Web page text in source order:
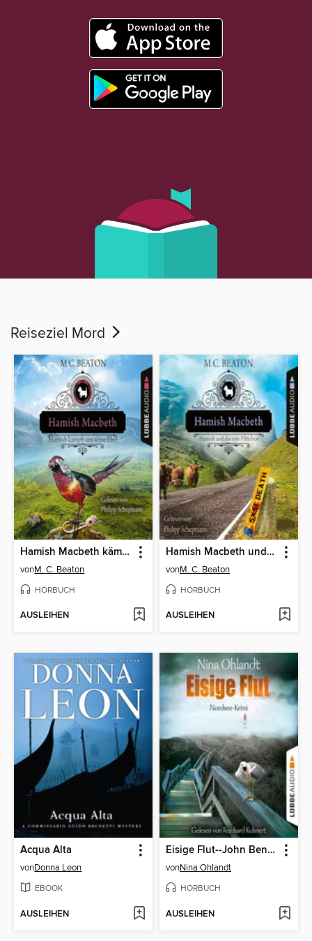
Reiseziel Mord
Hamish Macbeth kämpft um seine Ehre
vonM. C. Beaton
HÖRBUCH
AUSLEIHEN
Hamish Macbeth und das tote Flittchen
vonM. C. Beaton
HÖRBUCH
AUSLEIHEN
Acqua Alta
vonDonna Leon
EBOOK
AUSLEIHEN
Eisige Flut--John Benthiens fünfter Fall--Hauptkommissar John Benthien, Band 5
vonNina Ohlandt
HÖRBUCH
AUSLEIHEN